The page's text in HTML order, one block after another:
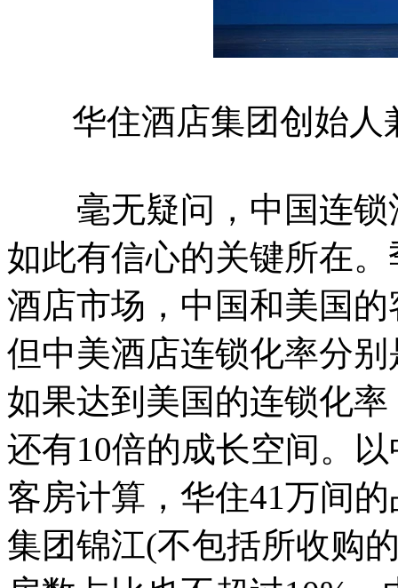
华住酒店集团创始
毫无疑问，中国连锁
如此有信心的关键所在
酒店市场，中国和美国
但中美酒店连锁化率分
如果达到美国的连锁化
还有10倍的成长空间。
客房计算，华住41万间
集团锦江(不包括所收购